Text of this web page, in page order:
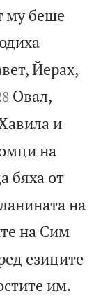
му беше
Йерах,
Овал,
и
на
бяха от
на
на Сим
езиците
им.